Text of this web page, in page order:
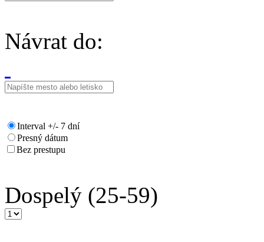
Návrat do:
Interval +/- 7 dní
Presný dátum
Bez prestupu
Dospelý (25-59)